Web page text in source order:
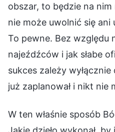
obszar, to będzie na nim
nie może uwolnić się
To pewne. Bez względu
najeźdźców i jak słabe
sukces zależy
już zaplanował i nikt nie
W ten właśnie sposób